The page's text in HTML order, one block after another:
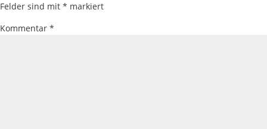
Felder sind mit * markiert
Kommentar *